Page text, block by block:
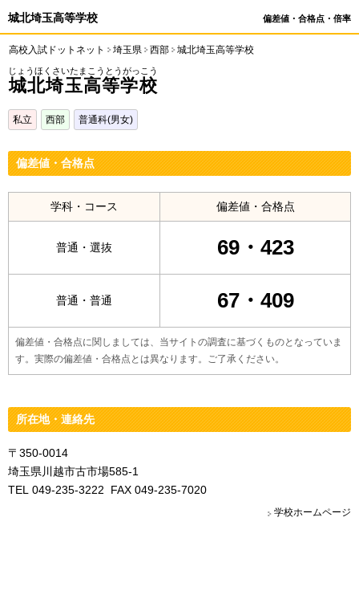
城北埼玉高等学校 偏差値・合格点・倍率
高校入試ドットネット 埼玉県 西部 城北埼玉高等学校
城北埼玉高等学校
じょうほくさいたまこうとうがっこう
私立 西部 普通科(男女)
偏差値・合格点
学科・コース 偏差値・合格点
普通・選抜 69・423
普通・普通 67・409
偏差値・合格点に関しましては、当サイトの調査に基づくものとなっていま
す。実際の偏差値・合格点とは異なります。ご了承ください。
所在地・連絡先
〒350-0014
埼玉県川越市古市場585-1
TEL 049-235-3222 FAX 049-235-7020
学校ホームページ